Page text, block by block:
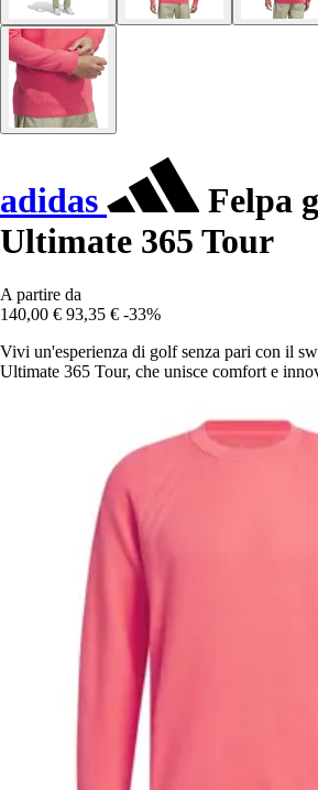
adidas
Felpa
Ultimate 365 Tour
A partire da
140,00 € 93,35 € -33%
Vivi un'esperienza di golf senza pari con il
Ultimate 365 Tour, che unisce comfort e